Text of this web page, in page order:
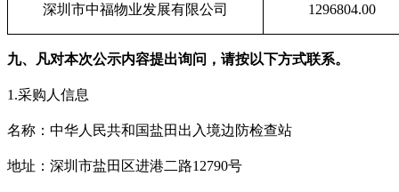
深圳市中福物业发展有限公司 1296804.00
九、凡对本次公示内容提出询问，请按以下方式联系。
1.采购人信息
名称： 中华人民共和国盐田出入境边防检查站
地址：深圳市盐田区进港二路12790号